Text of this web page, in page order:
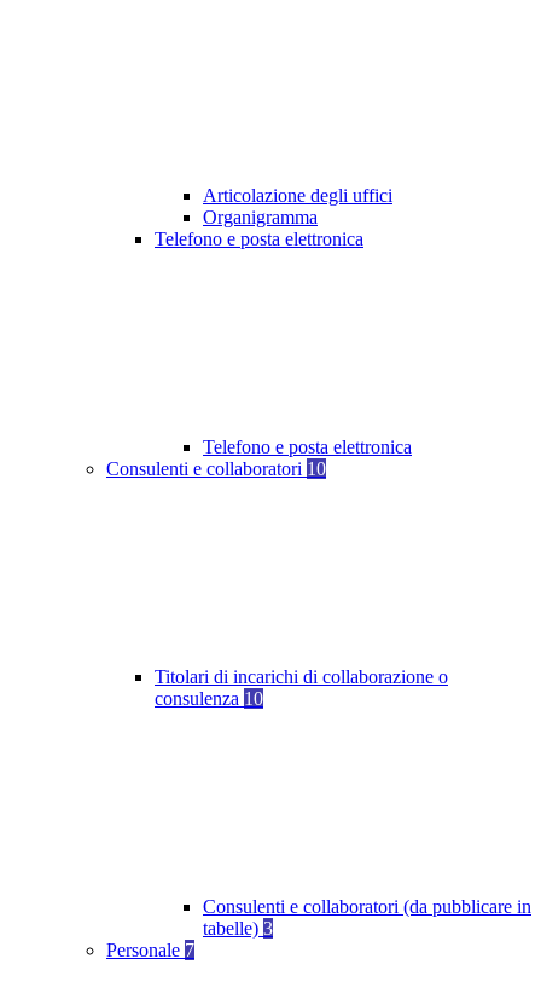
Articolazione degli uffici
Organigramma
Telefono e posta elettronica
Telefono e posta elettronica
Consulenti e collaboratori 10
Titolari di incarichi di collaborazione o
consulenza 10
Consulenti e collaboratori (da pubblicare in
tabelle) 3
Personale 7